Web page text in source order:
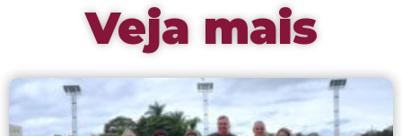
Veja mais